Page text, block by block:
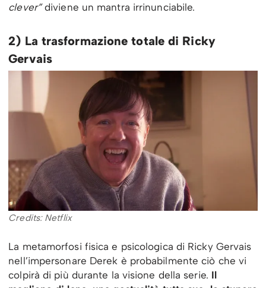
clever”diviene un mantra irrinunciabile.
2) La trasformazione totale di Ricky
Gervais
Credits: Netflix
La metamorfosi fisica e psicologica di Ricky Gervais
nell’impersonare Derek è probabilmente ciò che vi
colpirà di più durante la visione della serie. Il